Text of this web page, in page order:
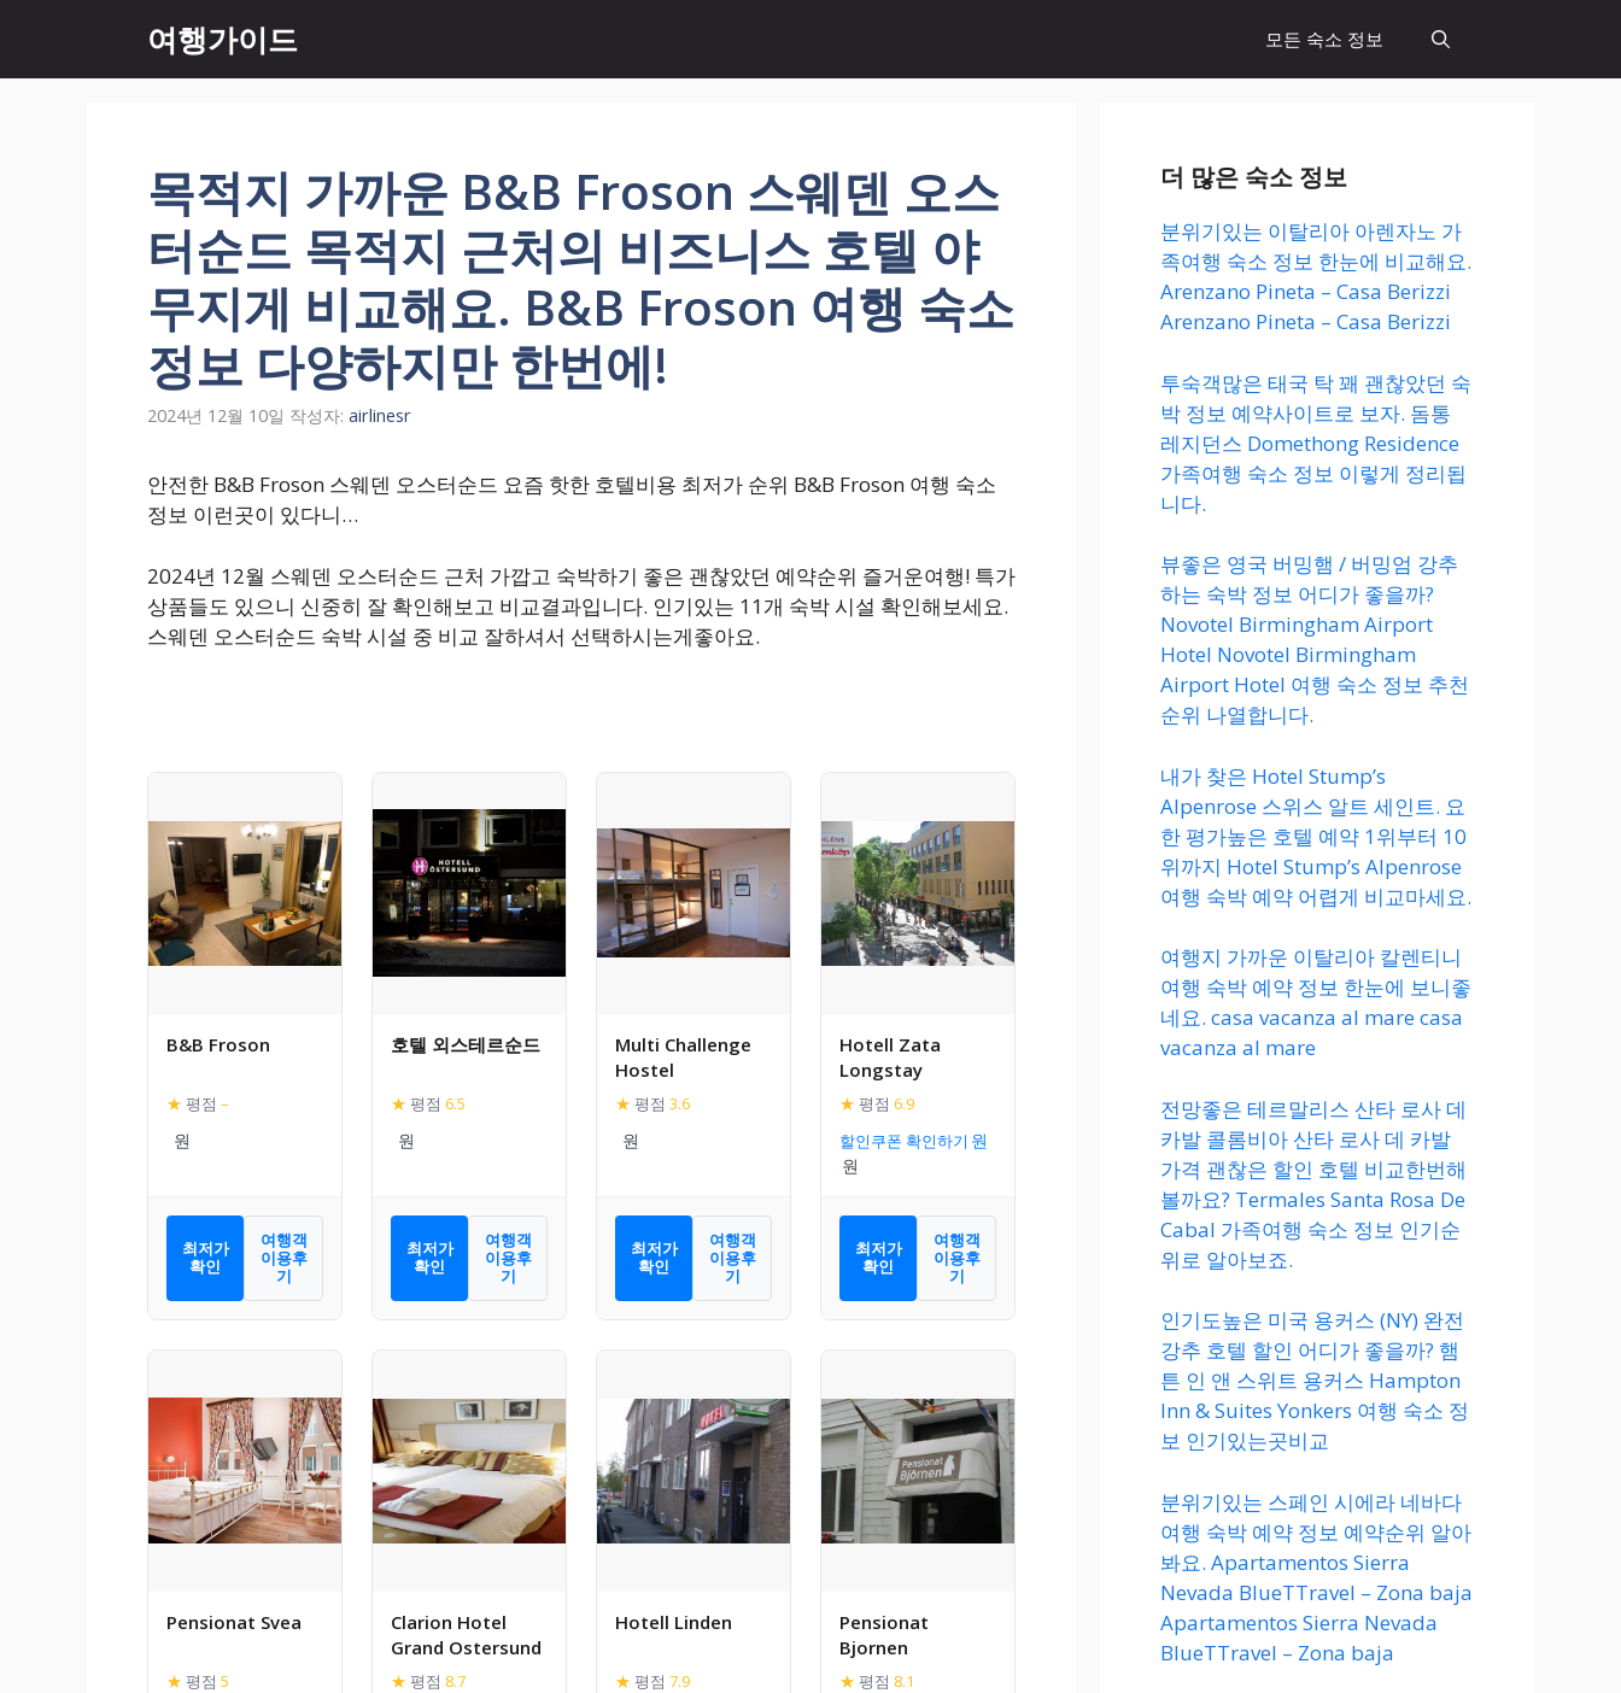
츠
여행가이드 모든 숙소 정보
목적지 가까운 B&B Froson 스웨덴 오스
터순드 목적지 근처의 비즈니스 호텔 야
무지게 비교해요. B&B Froson 여행 숙소
정보 다양하지만 한번에!
2024년 12월 10일 작성자: airlinesr
안전한 B&B Froson 스웨덴 오스터순드 요즘 핫한 호텔비용 최저가 순위 B&B Froson 여행 숙소
정보 이런곳이 있다니…
2024년 12월 스웨덴 오스터순드 근처 가깝고 숙박하기 좋은 괜찮았던 예약순위 즐거운여행! 특가
상품들도 있으니 신중히 잘 확인해보고 비교결과입니다. 인기있는 11개 숙박 시설 확인해보세요.
스웨덴 오스터순드 숙박 시설 중 비교 잘하셔서 선택하시는게좋아요.
B&B Froson
★ 평점 –
최저가
확인
여행객
이용후
기
호텔 외스테르순드
★ 평점 6.5
최저가
확인
여행객
이용후
기
Multi Challenge
Hostel
★ 평점 3.6
최저가
확인
여행객
이용후
기
Hotell Zata
Longstay
★ 평점 6.9
할인쿠폰 확인하기
최저가
확인
여행객
이용후
기
Pensionat Svea
★ 평점 5
Clarion Hotel
Grand Ostersund
★ 평점 8.7
Hotell Linden
★ 평점 7.9
Pensionat
Bjornen
★ 평점 8.1
더 많은 숙소 정보
분위기있는 이탈리아 아렌자노 가
족여행 숙소 정보 한눈에 비교해요.
Arenzano Pineta – Casa Berizzi
Arenzano Pineta – Casa Berizzi
투숙객많은 태국 탁 꽤 괜찮았던 숙
박 정보 예약사이트로 보자. 돔통
레지던스 Domethong Residence
가족여행 숙소 정보 이렇게 정리됩
니다.
뷰좋은 영국 버밍햄 / 버밍엄 강추
하는 숙박 정보 어디가 좋을까?
Novotel Birmingham Airport
Hotel Novotel Birmingham
Airport Hotel 여행 숙소 정보 추천
순위 나열합니다.
내가 찾은 Hotel Stump’s
Alpenrose 스위스 알트 세인트. 요
한 평가높은 호텔 예약 1위부터 10
위까지 Hotel Stump’s Alpenrose
여행 숙박 예약 어렵게 비교마세요.
여행지 가까운 이탈리아 칼렌티니
여행 숙박 예약 정보 한눈에 보니좋
네요. casa vacanza al mare casa
vacanza al mare
전망좋은 테르말리스 산타 로사 데
카발 콜롬비아 산타 로사 데 카발
가격 괜찮은 할인 호텔 비교한번해
볼까요? Termales Santa Rosa De
Cabal 가족여행 숙소 정보 인기순
위로 알아보죠.
인기도높은 미국 용커스 (NY) 완전
강추 호텔 할인 어디가 좋을까? 햄
튼 인 앤 스위트 용커스 Hampton
Inn & Suites Yonkers 여행 숙소 정
보 인기있는곳비교
분위기있는 스페인 시에라 네바다
여행 숙박 예약 정보 예약순위 알아
봐요. Apartamentos Sierra
Nevada BlueTTravel – Zona baja
Apartamentos Sierra Nevada
BlueTTravel – Zona baja